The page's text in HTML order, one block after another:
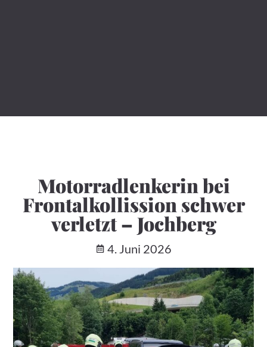
Motorradlenkerin bei
Frontalkollission schwer
verletzt – Jochberg
4. Juni 2026